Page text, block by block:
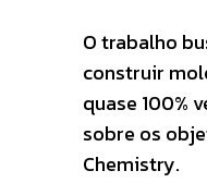
O trabalho
construir
quase 100%
sobre os
Chemistry.